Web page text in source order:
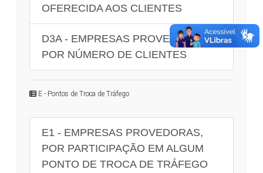
OFERECIDA AOS CLIENTES
D3A - EMPRESAS PROVEDORAS,
POR NÚMERO DE CLIENTES
E - Pontos de Troca de Tráfego
E1 - EMPRESAS PROVEDORAS,
POR PARTICIPAÇÃO EM ALGUM
PONTO DE TROCA DE TRÁFEGO